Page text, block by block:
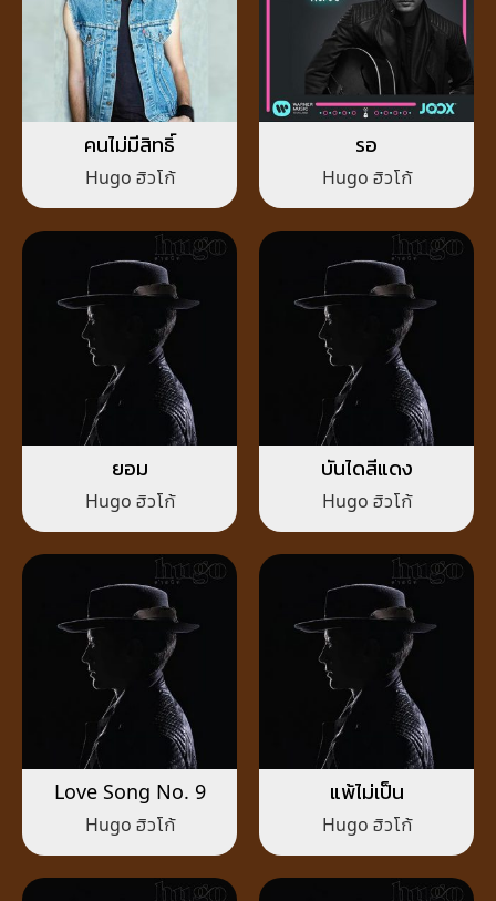
คนไม่มีสิทธิ์
Hugo ฮิวโก้
รอ
Hugo ฮิวโก้
ยอม
Hugo ฮิวโก้
บันไดสีแดง
Hugo ฮิวโก้
Love Song No. 9
Hugo ฮิวโก้
แพ้ไม่เป็น
Hugo ฮิวโก้